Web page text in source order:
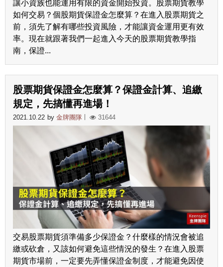
讓小資族也能運用有限的資金開始投資。股票期貨教學
如何交易？個股期貨保證金怎麼算？在進入股票期貨之
前，須先了解有哪些投資風險，才能讓資金運用更有效
率。現在就跟著我們一起進入今天的股票期貨教學指
南，保證...
股票期貨保證金怎麼算？保證金計算、追繳
規定，先搞懂再進場！
2021.10.22 by 金牌團隊 31644
交易股票期貨須準備多少保證金？什麼樣的情況會被追
繳或砍倉，又該如何避免這些情況的發生？在進入股票
期貨市場前，一定要先弄懂保證金制度，才能避免因使